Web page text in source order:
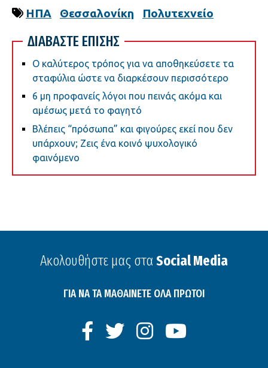
ΗΠΑ Θεσσαλονίκη Πολυτεχνείο
ΔΙΑΒΑΣΤΕ ΕΠΙΣΗΣ
Ο καλύτερος τρόπος για να αποθηκεύσετε τα
σταφύλια ώστε να διαρκέσουν περισσότερο
6 μη προφανείς λόγοι που πεινάς ακόμα και
αμέσως μετά το φαγητό
Βλέπεις “πρόσωπα” και φιγούρες εκεί που δεν
υπάρχουν; Ζεις ένα κοινό ψυχολογικό
φαινόμενο
Ακολουθήστε μας στα Social Media
ΓΙΑ ΝΑ ΤΑ ΜΑΘΑΙΝΕΤΕ ΟΛΑ ΠΡΩΤΟΙ